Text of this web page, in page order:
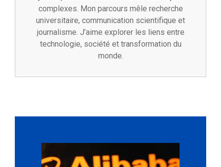
complexes. Mon parcours mêle recherche
universitaire, communication scientifique et
journalisme. J’aime explorer les liens entre
technologie, société et transformation du
monde.